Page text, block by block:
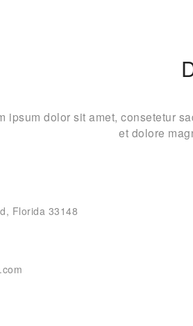
ipsum dolor sit amet, consetetur
et dolore
Florida 33148